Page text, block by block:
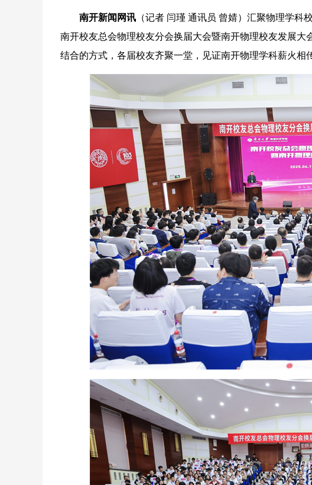
南开新闻网讯 （记者 闫瑾 通讯员 曾婧）汇聚物理学科
南开校友总会物理校友分会换届大会暨南开物理校友发展
结合的方式，各届校友齐聚一堂，见证南开物理学科薪火相